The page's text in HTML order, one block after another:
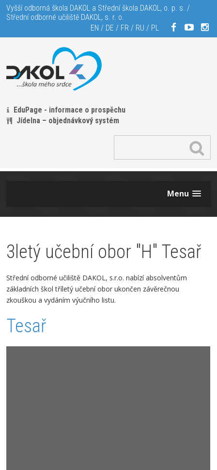
Vyšší odborná škola DAKOL a Střední škola DAKOL, o. p. s. /
Střední odborné učiliště DAKOL, s. r. o.
EN / DE / FR/ RU / PL
EduPage - informace o prospěchu
Jídelna – objednávkový systém
Menu
3letý učební obor "H" Tesař
Střední odborné učiliště DAKOL, s.r.o. nabízí absolventům
základních škol tříletý učební obor ukončen závěrečnou
zkouškou a vydáním výučního listu.
Tesař